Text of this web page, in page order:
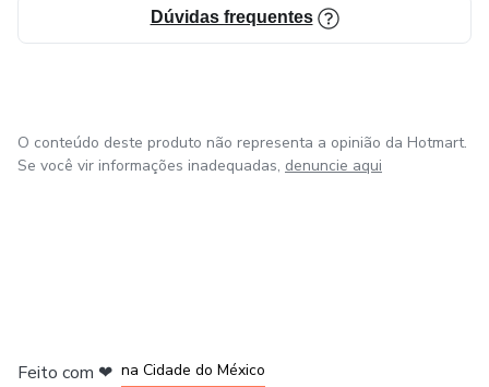
Dúvidas frequentes
O conteúdo deste produto não representa a opinião da Hotmart.
Se você vir informações inadequadas, denuncie aqui
Feito com ❤ na Cidade do México